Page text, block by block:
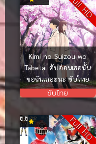
Full HD
Kimi no Suizou wo
Tabetai ตับอ่อนเธอนั้น
ขอฉันเถอะนะ ซับไทย
ซับไทย
Full HD
6.6